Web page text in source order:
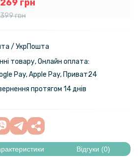
269 грн
399 грн
Retro Leather для Tecno Pova 4
199 грн
349 грн
Leather Case для Tecno Pop 7 / 7 Pro
389 грн
Ring Case для Oppo Reno 13 5G
/ УкрПошта
товару, Онлайн оплата:
Pay, Apple Pay, Приват24
протягом 14 днів
Відгуки (0)